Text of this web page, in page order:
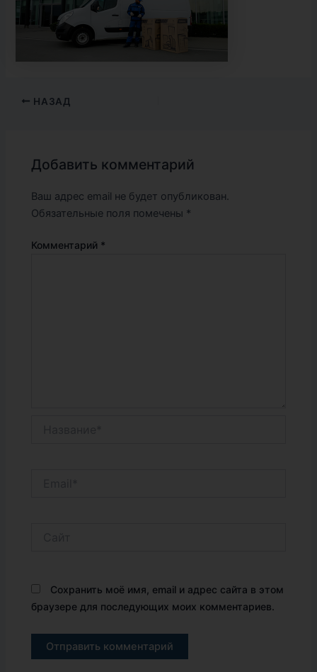
НАЗАД
Добавить комментарий
Ваш адрес email не будет опубликован.
Обязательные поля помечены *
Комментарий *
Сохранить моё имя, email и адрес сайта в этом
браузере для последующих моих комментариев.